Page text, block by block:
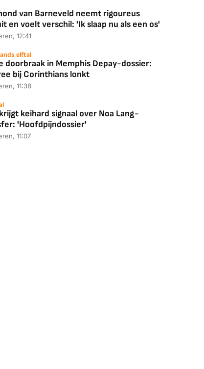
van Barneveld neemt rigoureus
en voelt verschil: 'Ik slaap nu als een os'
12:41
elftal
doorbraak in Memphis Depay-dossier:
bij Corinthians lonkt
11:38
keihard signaal over Noa Lang-
'Hoofdpijndossier'
11:07